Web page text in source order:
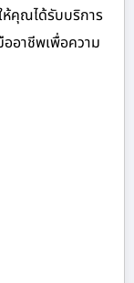
คุณได้รับบริการ
อาชีพเพื่อความ